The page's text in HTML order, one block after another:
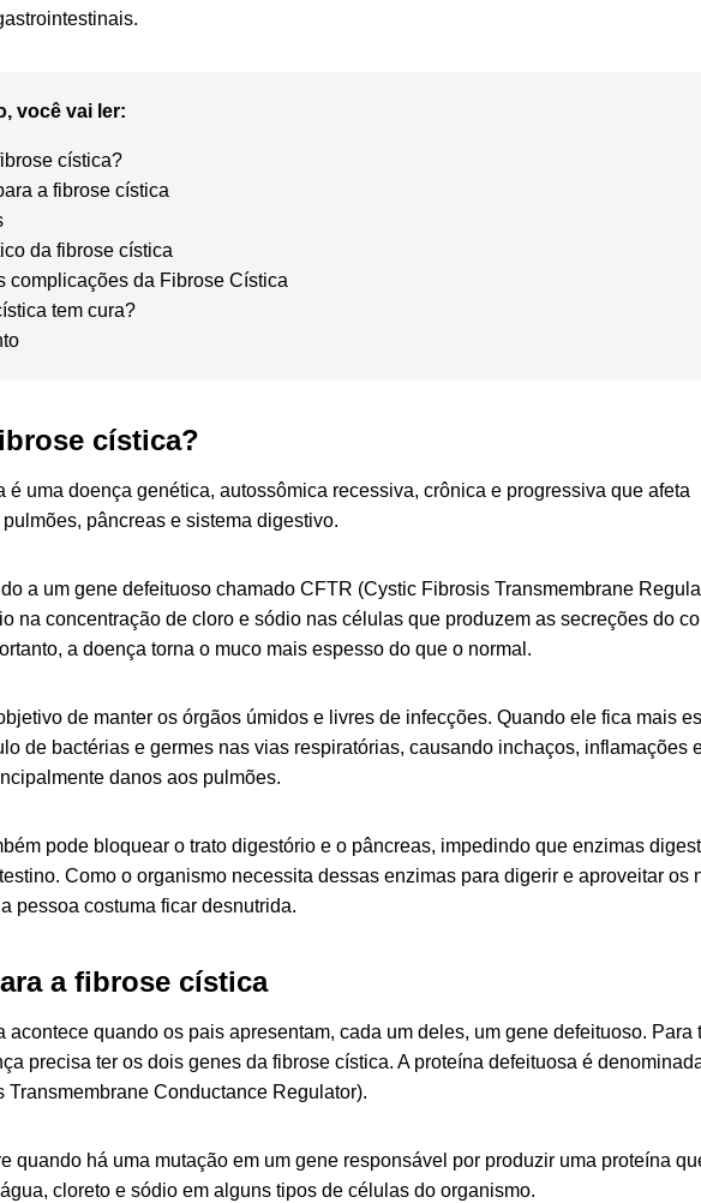
você vai ler:
cística?
a fibrose cística
da fibrose cística
complicações da Fibrose Cística
tem cura?
cística?
é uma doença genética, autossômica recessiva, crônica e progressiva que afeta
pâncreas e sistema digestivo.
a um gene defeituoso chamado CFTR (Cystic Fibrosis Transmembrane
na concentração de cloro e sódio nas células que produzem as secreções do
a doença torna o muco mais espesso do que o normal.
de manter os órgãos úmidos e livres de infecções. Quando ele fica mais
de bactérias e germes nas vias respiratórias, causando inchaços, inflamações
danos aos pulmões.
pode bloquear o trato digestório e o pâncreas, impedindo que enzimas
Como o organismo necessita dessas enzimas para digerir e aproveitar os
pessoa costuma ficar desnutrida.
a fibrose cística
acontece quando os pais apresentam, cada um deles, um gene defeituoso. Para
precisa ter os dois genes da fibrose cística. A proteína defeituosa é
Transmembrane Conductance Regulator).
quando há uma mutação em um gene responsável por produzir uma proteína
cloreto e sódio em alguns tipos de células do organismo.